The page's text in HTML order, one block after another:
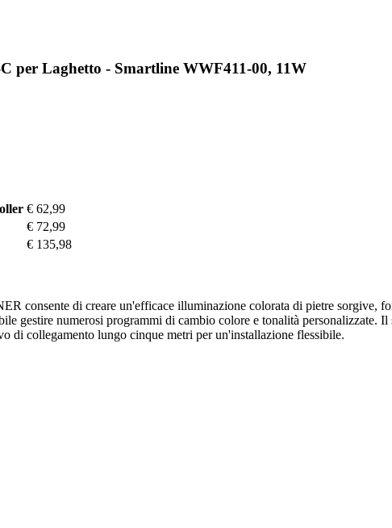
per Laghetto - Smartline WWF411-00, 11W
€ 62,99
€ 72,99
€ 135,98
consente di creare un'efficace illuminazione colorata di pietre sorgive,
gestire numerosi programmi di cambio colore e tonalità personalizzate. Il
di collegamento lungo cinque metri per un'installazione flessibile.